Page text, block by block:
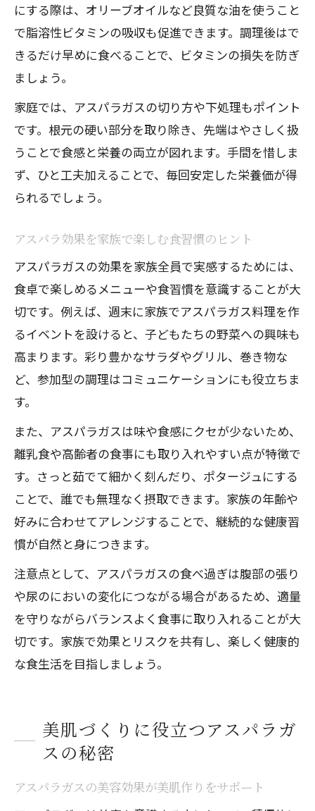
にする際は、オリーブオイルなど良質な油を使うこと
で脂溶性ビタミンの吸収も促進できます。調理後はで
きるだけ早めに食べることで、ビタミンの損失を防ぎ
ましょう。
家庭では、アスパラガスの切り方や下処理もポイント
です。根元の硬い部分を取り除き、先端はやさしく扱
うことで食感と栄養の両立が図れます。手間を惜しま
ず、ひと工夫加えることで、毎回安定した栄養価が得
られるでしょう。
アスパラ効果を家族で楽しむ食習慣のヒント
アスパラガスの効果を家族全員で実感するためには、
食卓で楽しめるメニューや食習慣を意識することが大
切です。例えば、週末に家族でアスパラガス料理を作
るイベントを設けると、子どもたちの野菜への興味も
高まります。彩り豊かなサラダやグリル、巻き物な
ど、参加型の調理はコミュニケーションにも役立ちま
す。
また、アスパラガスは味や食感にクセが少ないため、
離乳食や高齢者の食事にも取り入れやすい点が特徴で
す。さっと茹でて細かく刻んだり、ポタージュにする
ことで、誰でも無理なく摂取できます。家族の年齢や
好みに合わせてアレンジすることで、継続的な健康習
慣が自然と身につきます。
注意点として、アスパラガスの食べ過ぎは腹部の張り
や尿のにおいの変化につながる場合があるため、適量
を守りながらバランスよく食事に取り入れることが大
切です。家族で効果とリスクを共有し、楽しく健康的
な食生活を目指しましょう。
美肌づくりに役立つアスパラガ
スの秘密
アスパラガスの美容効果が美肌作りをサポート